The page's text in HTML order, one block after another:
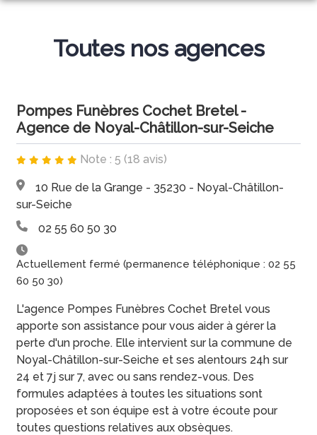
ORGANISER DES OBSÈQUES
SERVICES AUX FAMILLES
MONUMENTS FUNÉRAIRES
NOS AGENCES
CHÂTEAUBOURG
BAIS
NOYAL-CHÂTILLON-SUR-SEICHE
BAIS
VERN-SUR-SEICHE
CHÂTEAUBOURG
ESPACES HOMMAGES
BOUTIQUE EN LIGNE
Toutes nos agences
Pompes Funèbres Cochet Bretel -
Agence de Noyal-Châtillon-sur-Seiche
Note : 5 (18 avis)
10 Rue de la Grange - 35230 - Noyal-Châtillon-
sur-Seiche
02 55 60 50 30
Actuellement fermé (permanence téléphonique : 02 55
60 50 30)
L'agence Pompes Funèbres Cochet Bretel vous
apporte son assistance pour vous aider à gérer la
perte d'un proche. Elle intervient sur la commune de
Noyal-Châtillon-sur-Seiche et ses alentours 24h sur
24 et 7j sur 7, avec ou sans rendez-vous. Des
formules adaptées à toutes les situations sont
proposées et son équipe est à votre écoute pour
toutes questions relatives aux obsèques.